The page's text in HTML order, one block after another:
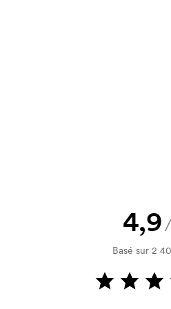
pour le paramétrage de la
en cas de nouvelle
4,9
Basé sur 2